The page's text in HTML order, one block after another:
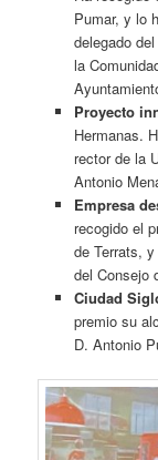
Pumar, y lo
delegado
la
Proyecto
Hermanas.
rector de la
Antonio
Empresa
recogido el
de Terrats,
del Consejo
Ciudad
premio su
D. Antonio